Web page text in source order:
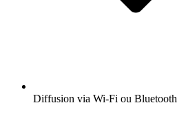
Diffusion via Wi-Fi ou Bluetooth